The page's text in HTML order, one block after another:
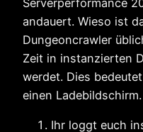
andauert. Wieso ist
Dungeoncrawler
Zeit in instanzierten
werdet. Dies
einen Ladebildschirm.
Ihr loggt euch